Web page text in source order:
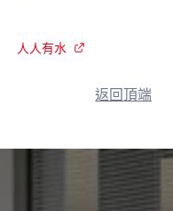
人人有水
返回頂端